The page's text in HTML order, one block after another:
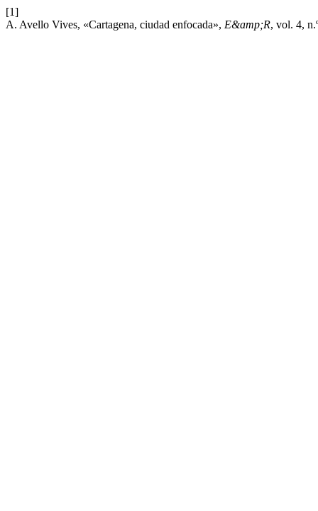
[1]
A. Avello Vives, «Cartagena, ciudad enfocada», E&amp;R, vol. 4,